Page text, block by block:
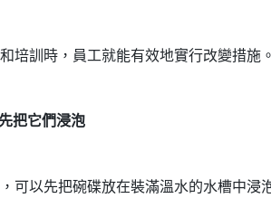
培訓時，員工就能有效地實行改變措施。
把它們浸泡
可以先把碗碟放在裝滿溫水的水槽中浸